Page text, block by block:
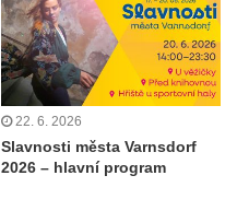
22. 6. 2026
Slavnosti města Varnsdorf
2026 – hlavní program